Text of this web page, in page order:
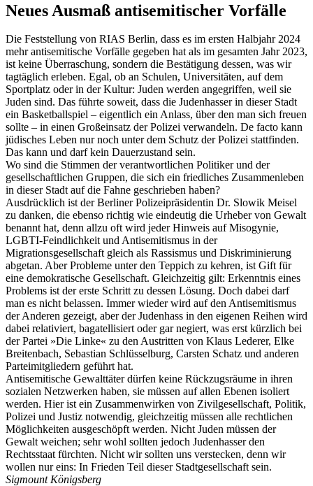
Neues Ausmaß antisemitischer Vorfälle
Die Feststellung von RIAS Berlin, dass es im ersten Halbjahr 2024
mehr antisemitische Vorfälle gegeben hat als im gesamten Jahr 2023,
ist keine Überraschung, sondern die Bestätigung dessen, was wir
tagtäglich erleben. Egal, ob an Schulen, Universitäten, auf dem
Sportplatz oder in der Kultur: Juden werden angegriffen, weil sie
Juden sind. Das führte soweit, dass die Judenhasser in dieser Stadt
ein Basketballspiel – eigentlich ein Anlass, über den man sich freuen
sollte – in einen Großeinsatz der Polizei verwandeln. De facto kann
jüdisches Leben nur noch unter dem Schutz der Polizei stattfinden.
Das kann und darf kein Dauerzustand sein.
Wo sind die Stimmen der verantwortlichen Politiker und der
gesellschaftlichen Gruppen, die sich ein friedliches Zusammenleben
in dieser Stadt auf die Fahne geschrieben haben?
Ausdrücklich ist der Berliner Polizeipräsidentin Dr. Slowik Meisel
zu danken, die ebenso richtig wie eindeutig die Urheber von Gewalt
benannt hat, denn allzu oft wird jeder Hinweis auf Misogynie,
LGBTI-Feindlichkeit und Antisemitismus in der
Migrationsgesellschaft gleich als Rassismus und Diskriminierung
abgetan. Aber Probleme unter den Teppich zu kehren, ist Gift für
eine demokratische Gesellschaft. Gleichzeitig gilt: Erkenntnis eines
Problems ist der erste Schritt zu dessen Lösung. Doch dabei darf
man es nicht belassen. Immer wieder wird auf den Antisemitismus
der Anderen gezeigt, aber der Judenhass in den eigenen Reihen wird
dabei relativiert, bagatellisiert oder gar negiert, was erst kürzlich bei
der Partei »Die Linke« zu den Austritten von Klaus Lederer, Elke
Breitenbach, Sebastian Schlüsselburg, Carsten Schatz und anderen
Parteimitgliedern geführt hat.
Antisemitische Gewalttäter dürfen keine Rückzugsräume in ihren
sozialen Netzwerken haben, sie müssen auf allen Ebenen isoliert
werden. Hier ist ein Zusammenwirken von Zivilgesellschaft, Politik,
Polizei und Justiz notwendig, gleichzeitig müssen alle rechtlichen
Möglichkeiten ausgeschöpft werden. Nicht Juden müssen der
Gewalt weichen; sehr wohl sollten jedoch Judenhasser den
Rechtsstaat fürchten. Nicht wir sollten uns verstecken, denn wir
wollen nur eins: In Frieden Teil dieser Stadtgesellschaft sein.
Sigmount Königsberg